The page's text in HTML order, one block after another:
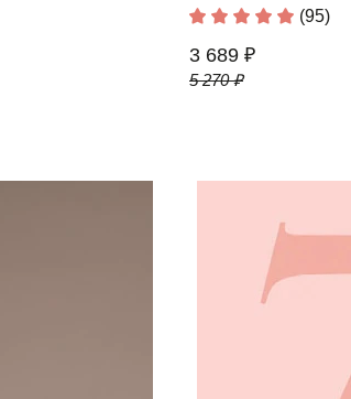
(95)
3 689 ₽
5 270 ₽